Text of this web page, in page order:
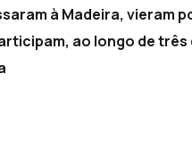
à Madeira, vieram
ao longo de